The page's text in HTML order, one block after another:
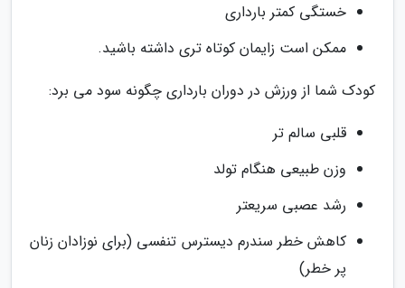
خستگی کمتر بارداری
ممکن است زایمان کوتاه تری داشته باشید.
کودک شما از ورزش در دوران بارداری چگونه سود می برد:
قلبی سالم تر
وزن طبیعی هنگام تولد
رشد عصبی سریعتر
کاهش خطر سندرم دیسترس تنفسی (برای نوزادان زنان
پر خطر)